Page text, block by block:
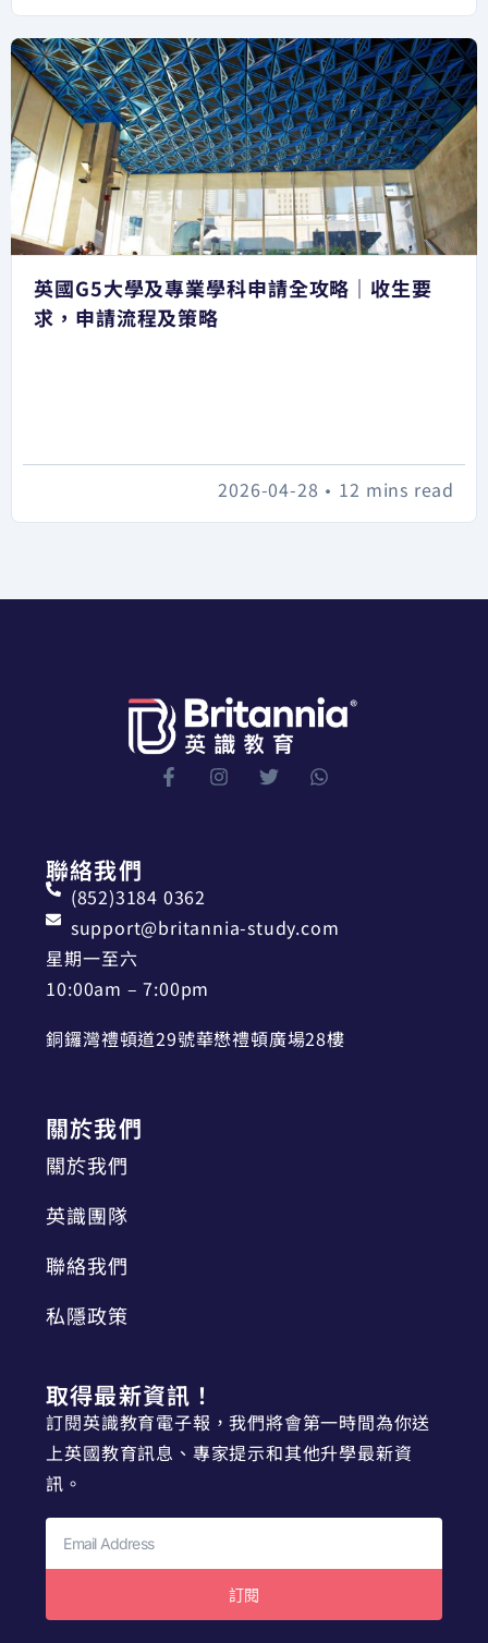
英國G5大學及專業學科申請全攻略｜收生要
求，申請流程及策略
12 mins read
•
2026-04-28
聯絡我們
(852)3184 0362
support@britannia-study.com
星期一至六
10:00am – 7:00pm
銅鑼灣禮頓道29號華懋禮頓廣場28樓
關於我們
關於我們
英識團隊
聯絡我們
私隱政策
取得最新資訊！
訂閱英識教育電子報，我們將會第一時間為你送
上英國教育訊息、專家提示和其他升學最新資
訊。
訂閱